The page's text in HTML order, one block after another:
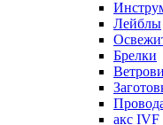
Лейблы
Брелки
акс IVF